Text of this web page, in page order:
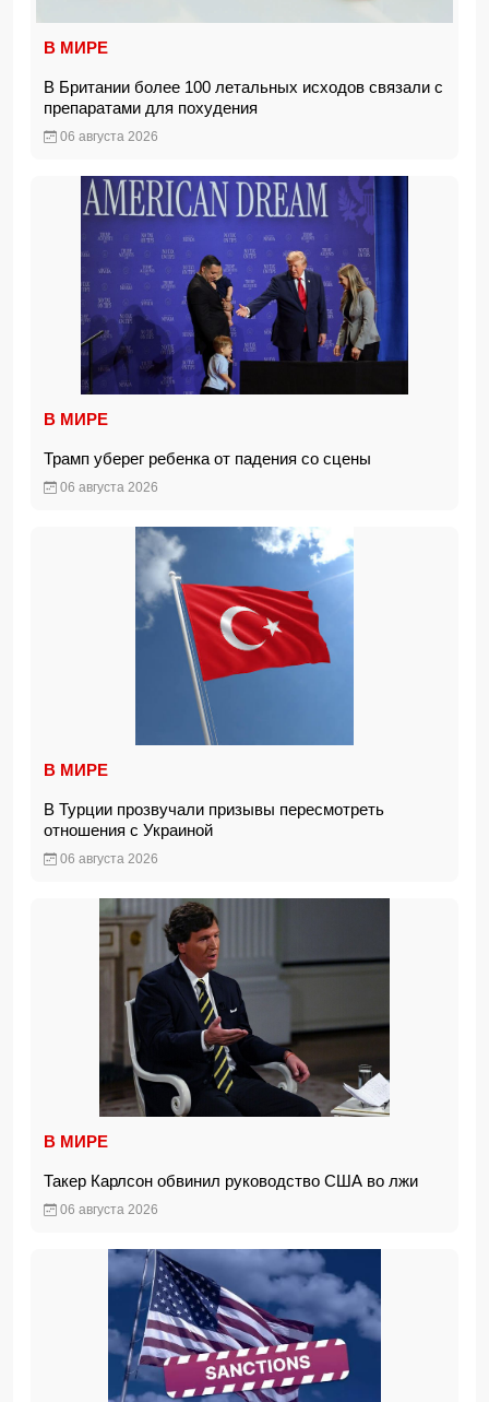
В МИРЕ
В Британии более 100 летальных исходов связали с
препаратами для похудения
06 августа 2026
В МИРЕ
Трамп уберег ребенка от падения со сцены
06 августа 2026
В МИРЕ
В Турции прозвучали призывы пересмотреть
отношения с Украиной
06 августа 2026
В МИРЕ
Такер Карлсон обвинил руководство США во лжи
06 августа 2026